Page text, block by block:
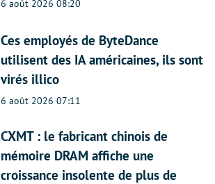
6 août 2026 08:20
Ces employés de ByteDance
utilisent des IA américaines, ils sont
virés illico
6 août 2026 07:11
CXMT : le fabricant chinois de
mémoire DRAM affiche une
croissance insolente de plus de